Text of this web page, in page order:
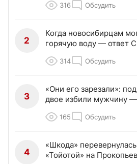
316 Обсудить
2
Когда новосибирцам
горячую воду — ответ
314 Обсудить
3
«Они его зарезали»:
двое избили мужчину
165 Обсудить
4
«Шкода»
«Тойотой» на